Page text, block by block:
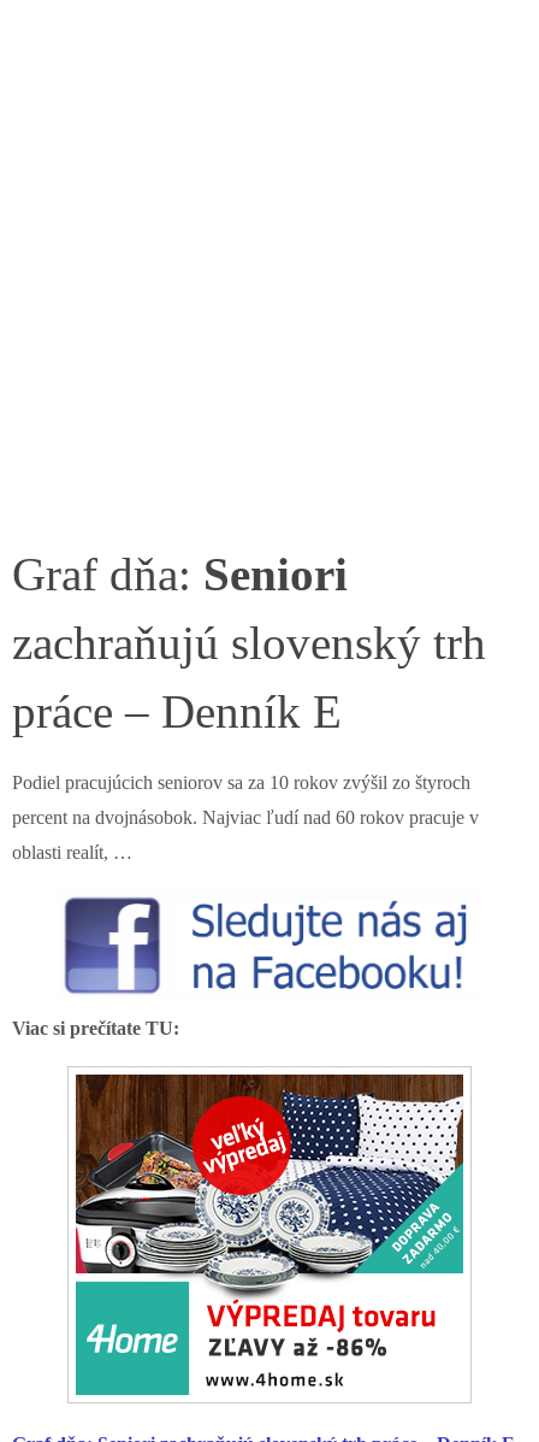
Graf dňa: Seniori
zachraňujú slovenský trh
práce – Denník E
Podiel pracujúcich seniorov sa za 10 rokov zvýšil zo štyroch
percent na dvojnásobok. Najviac ľudí nad 60 rokov pracuje v
oblasti realít, …
Viac si prečítate TU: